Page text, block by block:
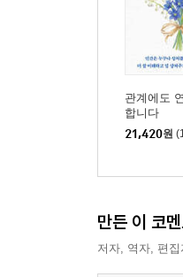
관계에도
합니다
21,420원
만든 이 코
저자, 역자, 편